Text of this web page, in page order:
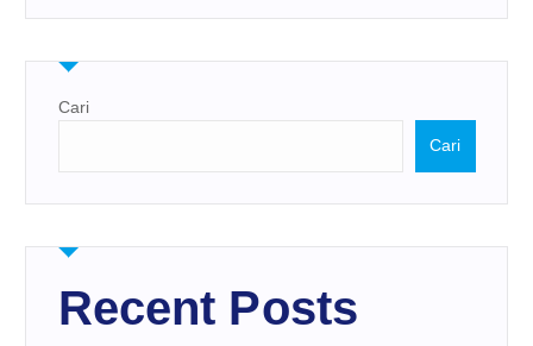
Cari
Cari
Recent Posts